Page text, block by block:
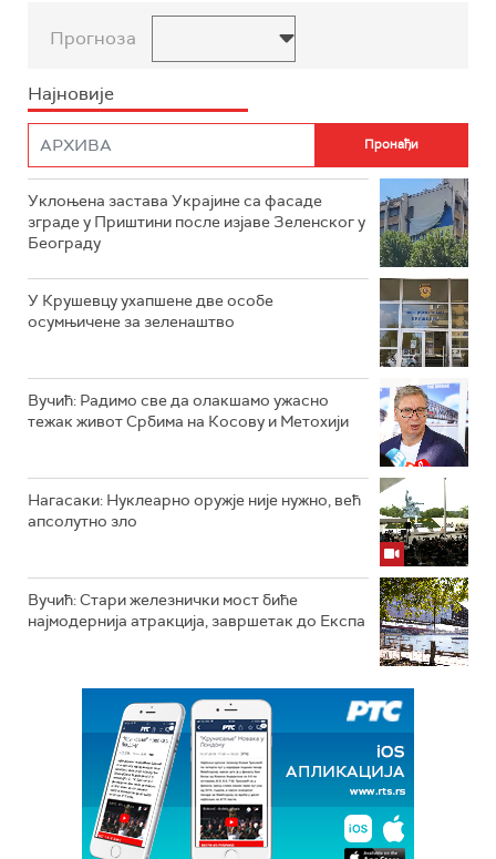
Прогноза
Најновије
Уклоњена застава Украјине са фасаде
зграде у Приштини после изјаве Зеленског у
Београду
У Крушевцу ухапшене две особе
осумњичене за зеленаштво
Вучић: Радимо све да олакшамо ужасно
тежак живот Србима на Косову и Метохији
Нагасаки: Нуклеарно оружје није нужно, већ
апсолутно зло
Вучић: Стари железнички мост биће
најмодернија атракција, завршетак до Експа